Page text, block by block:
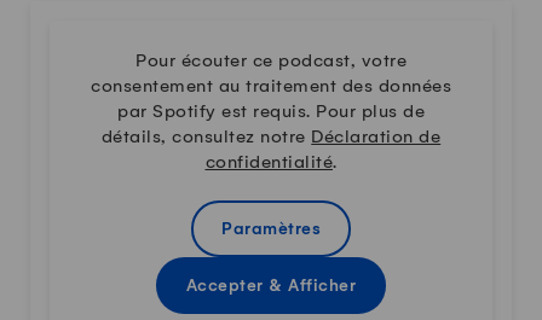
Pour écouter ce podcast, votre
consentement au traitement des données
par Spotify est requis. Pour plus de
détails, consultez notre Déclaration de
confidentialité.
Paramètres
Accepter & Afficher